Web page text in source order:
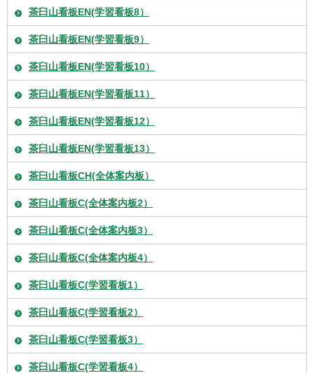
茶臼山看板EN(学習看板8）
茶臼山看板EN(学習看板9）
茶臼山看板EN(学習看板10）
茶臼山看板EN(学習看板11）
茶臼山看板EN(学習看板12）
茶臼山看板EN(学習看板13）
茶臼山看板CH(全体案内板）
茶臼山看板C(全体案内板2）
茶臼山看板C(全体案内板3）
茶臼山看板C(全体案内板4）
茶臼山看板C(学習看板1）
茶臼山看板C(学習看板2）
茶臼山看板C(学習看板3）
茶臼山看板C(学習看板4）